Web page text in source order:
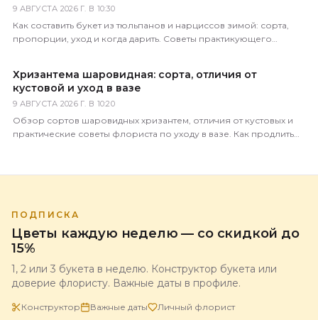
9 АВГУСТА 2026 Г. В 10:30
Как составить букет из тюльпанов и нарциссов зимой: сорта,
пропорции, уход и когда дарить. Советы практикующего
Хризантема шаровидная: сорта, отличия от
кустовой и уход в вазе
9 АВГУСТА 2026 Г. В 10:20
Обзор сортов шаровидных хризантем, отличия от кустовых и
практические советы флориста по уходу в вазе. Как продлить
ПОДПИСКА
Цветы каждую неделю — со скидкой до
15%
1, 2 или 3 букета в неделю. Конструктор букета или
доверие флористу. Важные даты в профиле.
Конструктор Важные даты Личный флорист